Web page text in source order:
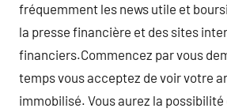
fréquemment les news utile et
la presse financière et des sites
financiers.Commencez par vous
temps vous acceptez de voir votre
immobilisé. Vous aurez la